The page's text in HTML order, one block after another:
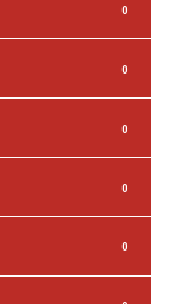
0
0
0
0
0